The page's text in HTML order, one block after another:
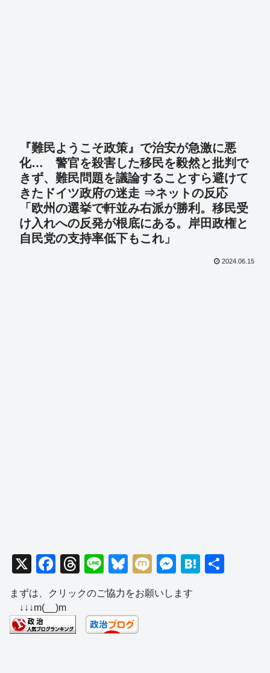
『難民ようこそ政策』で治安が急激に悪
化… 警官を殺害した移民を毅然と批判で
きず、難民問題を議論することすら避けて
きたドイツ政府の迷走 ⇒ネットの反応
「欧州の選挙で軒並み右派が勝利。移民受
け入れへの反発が根底にある。岸田政権と
自民党の支持率低下もこれ」
2024.06.15
X
F
a
c
e
b
T
hr
e
a
d
Li
n
e
Bl
u
e
sk
y
M
ixi
M
e
ss
H
まずは、クリックのご協力をお願いします
↓↓↓m(__)m